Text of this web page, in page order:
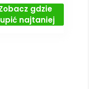
gdzie
najtaniej